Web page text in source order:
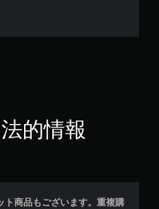
的情報
商品もございます。重複購